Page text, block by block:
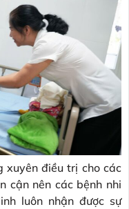
xuyên điều trị cho các
cận nên các bệnh nhi
luôn nhận được sự